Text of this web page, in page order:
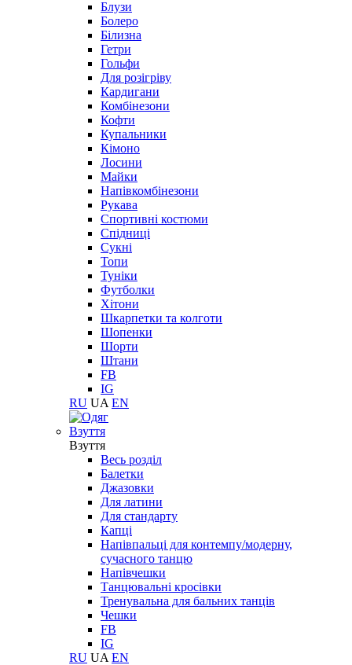
Блузи
Болеро
Білизна
Гетри
Гольфи
Для розігріву
Кардигани
Комбінезони
Кофти
Купальники
Кімоно
Лосини
Майки
Напівкомбінезони
Рукава
Спортивні костюми
Спідниці
Сукні
Топи
Туніки
Футболки
Хітони
Шкарпетки та колготи
Шопенки
Шорти
Штани
FB
IG
RU UA EN
Взуття
Взуття
Весь розділ
Балетки
Джазовки
Для латини
Для стандарту
Капці
Напівпальці для контемпу/модерну,
сучасного танцю
Напівчешки
Танцювальні кросівки
Тренувальна для бальних танців
Чешки
FB
IG
RU UA EN